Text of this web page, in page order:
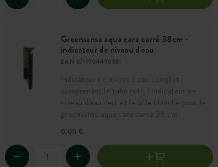
Greensense aqua care carré 38cm -
indicateur de niveau d'eau
EAN 8711904490881
Indicateur de niveau d'eau complet
comprenant le tube noir, l'indicateur de
niveau d'eau vert et la bille blanche pour le
greensense aqua care carré 38 cm.
0,00 €